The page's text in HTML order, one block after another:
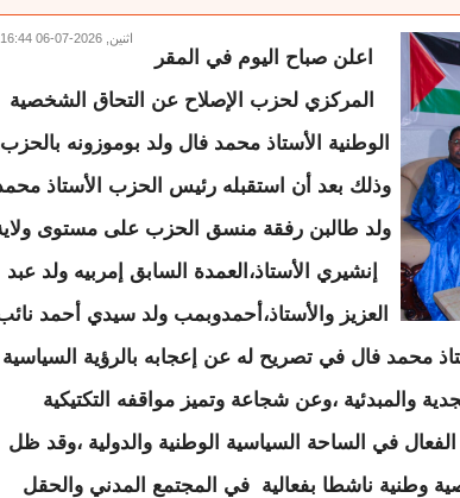
اثنين, 2026-07-06 16:44
اعلن صباح اليوم في المقر
المركزي لحزب الإصلاح عن التحاق الشخصية
الوطنية الأستاذ محمد فال ولد بوموزونه
وذلك بعد أن استقبله رئيس الحزب الأستاذ
ولد طالبن رفقة منسق الحزب على مستوى
إنشيري الأستاذ،العمدة السابق إمربيه ولد عبد
العزيز والأستاذ،أحمدوبمب ولد سيدي أحمد
محمد فال في تصريح له عن إعجابه بالرؤية السياسية
والمبدئية ،وعن شجاعة وتميز مواقفه التكتيكية
في الساحة السياسية الوطنية والدولية ،وقد ظل
وطنية ناشطا بفعالية في المجتمع المدني والحقل